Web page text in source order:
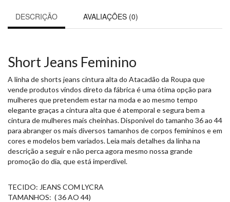
DESCRIÇÃO AVALIAÇÕES (0)
Short Jeans Feminino
A linha de shorts jeans cintura alta do Atacadão da Roupa que
vende produtos vindos direto da fábrica é uma ótima opção para
mulheres que pretendem estar na moda e ao mesmo tempo
elegante graças a cintura alta que é atemporal e segura bem a
cintura de mulheres mais cheinhas. Disponível do tamanho 36 ao 44
para abranger os mais diversos tamanhos de corpos femininos e em
cores e modelos bem variados. Leia mais detalhes da linha na
descrição a seguir e não perca agora mesmo nossa grande
promoção do dia, que está imperdível.
TECIDO: JEANS COM LYCRA
TAMANHOS: ( 36 AO 44)